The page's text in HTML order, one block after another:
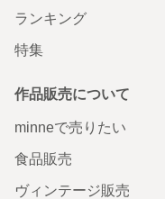
ランキング
特集
作品販売について
minneで売りたい
食品販売
ヴィンテージ販売